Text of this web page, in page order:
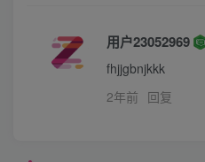
用户23052969
fhjjgbnjkkk
2年前 回复